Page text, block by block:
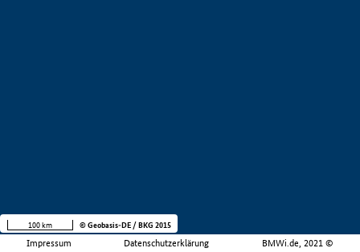
Impressum Datenschutzerklärung BMWi.de, 2021 ©
100 km © Geobasis-DE / BKG 2015